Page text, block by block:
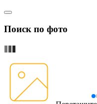
Поиск по фото